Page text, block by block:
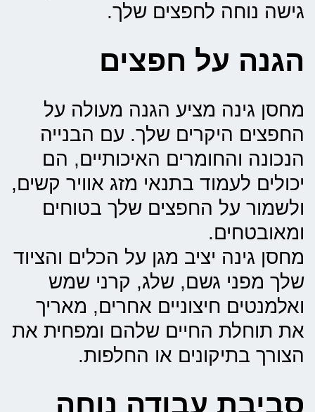
גישה נוחה לחפצים שלך.
הגנה על חפצים
מחסן גינה מציע הגנה מעולה על
החפצים היקרים שלך. עם הבנייה
הנכונה והחומרים האיכותיים, הם
יכולים לעמוד בתנאי מזג אוויר קשים,
ולשמור על החפצים שלך בטוחים
ומאובטחים.
מחסן גינה יציב מגן על הכלים והציוד
שלך מפני גשם, שלג, קרני שמש
ואלמנטים חיצוניים אחרים, מאריך
את תוחלת החיים שלהם ומפחית את
הצורך בתיקונים או החלפות.
סביבת עבודה נוחה